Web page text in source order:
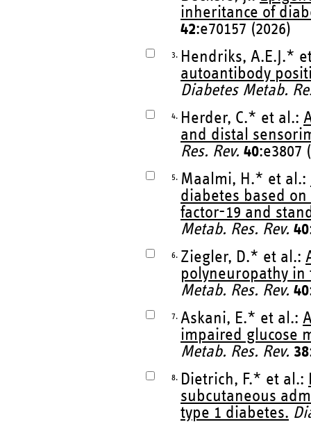
inheritance of
42:e70157 (2026)
3.
Hendriks, A.E.J.*
autoantibody
Diabetes Metab.
4. Herder, C.* et al.:
and distal
Res. Rev. 40:e3807
5. Maalmi, H.* et al.:
diabetes based
factor-19 and
Metab. Res. Rev. 40
6. Ziegler, D.* et al.:
polyneuropathy in
Metab. Res. Rev. 40
7. Askani, E.* et al.:
impaired glucose
Metab. Res. Rev. 38
8. Dietrich, F.* et al.:
subcutaneous
type 1 diabetes.